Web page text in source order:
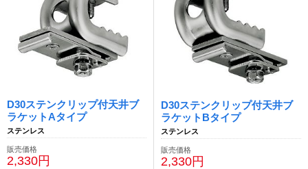
D30ステンクリップ付天井ブ
ラケットAタイプ
ステンレス
販売価格
2,330円
D30ステンクリップ付天井ブ
ラケットBタイプ
ステンレス
販売価格
2,330円